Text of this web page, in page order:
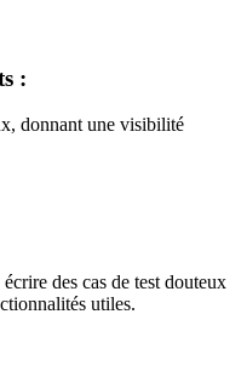
:
donnant une visibilité
des cas de test douteux
utiles.